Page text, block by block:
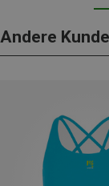
Andere